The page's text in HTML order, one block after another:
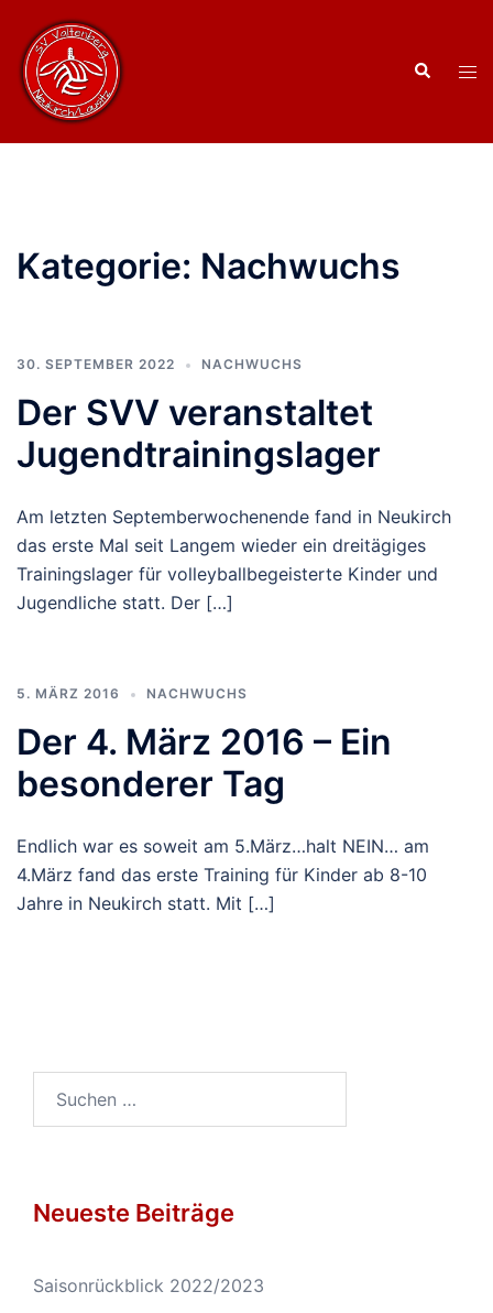
Inhalt
springen
Suche
Kategorie: Nachwuchs
30. SEPTEMBER 2022 NACHWUCHS
Der SVV veranstaltet
Jugendtrainingslager
Am letzten Septemberwochenende fand in Neukirch
das erste Mal seit Langem wieder ein dreitägiges
Trainingslager für volleyballbegeisterte Kinder und
Jugendliche statt. Der […]
5. MÄRZ 2016 NACHWUCHS
Der 4. März 2016 – Ein
besonderer Tag
Endlich war es soweit am 5.März…halt NEIN… am
4.März fand das erste Training für Kinder ab 8-10
Jahre in Neukirch statt. Mit […]
Neueste Beiträge
Saisonrückblick 2022/2023